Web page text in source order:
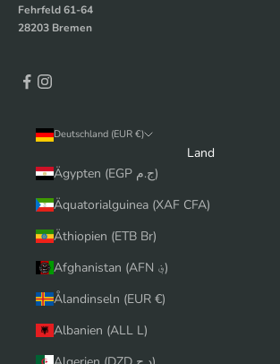
Fehrfeld 61-64
28203 Bremen
Deutschland (EUR €)
Land
Ägypten (EGP ج.م)
Äquatorialguinea (XAF CFA)
Äthiopien (ETB Br)
Afghanistan (AFN ؋)
Ålandinseln (EUR €)
Albanien (ALL L)